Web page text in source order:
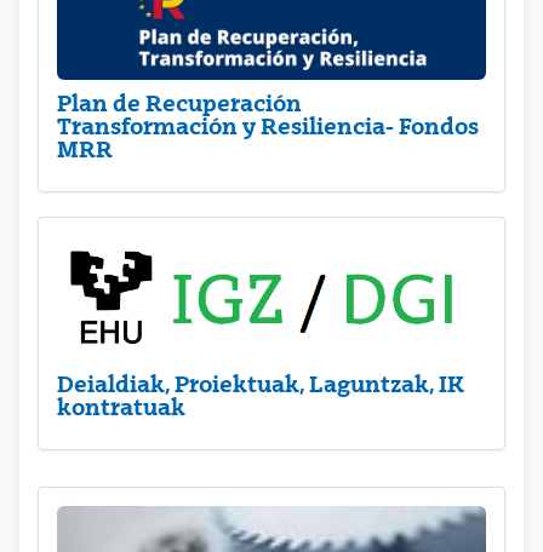
Plan de Recuperación
Transformación y Resiliencia- Fondos
MRR
Deialdiak, Proiektuak, Laguntzak, IK
kontratuak